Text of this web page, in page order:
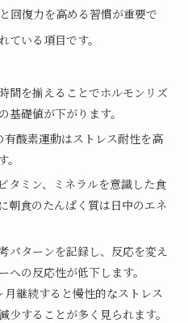
回復力を高める習慣が重要で
ている項目です。
間を揃えることでホルモンリズ
基礎値が下がります。
有酸素運動はストレス耐性を高
タミン、ミネラルを意識した食
朝食のたんぱく質は日中のエネ
パターンを記録し、反応を変え
への反応性が低下します。
継続すると慢性的なストレス
少することが多く見られます。